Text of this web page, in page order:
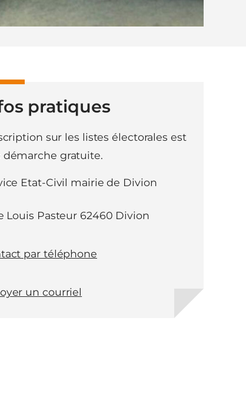
pratiques
sur les listes électorales est
démarche gratuite.
Etat-Civil mairie de Divion
Louis Pasteur 62460 Divion
par téléphone
un courriel